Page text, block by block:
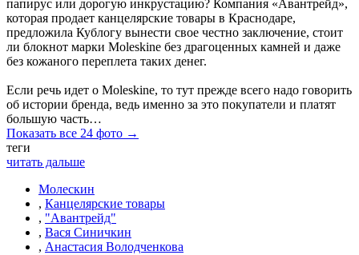
папирус или дорогую инкрустацию? Компания «Авантрейд»,
которая продает канцелярские товары в Краснодаре,
предложила Кублогу вынести свое честно заключение, стоит
ли блокнот марки Moleskine без драгоценных камней и даже
без кожаного переплета таких денег.
Если речь идет о Moleskine, то тут прежде всего надо говорить
об истории бренда, ведь именно за это покупатели и платят
большую часть…
Показать все 24 фото →
теги
читать дальше
Молескин
, Канцелярские товары
, "Авантрейд"
, Вася Синичкин
, Анастасия Володченкова